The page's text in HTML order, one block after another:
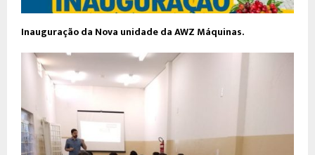
Inauguração da Nova unidade da AWZ Máquinas.